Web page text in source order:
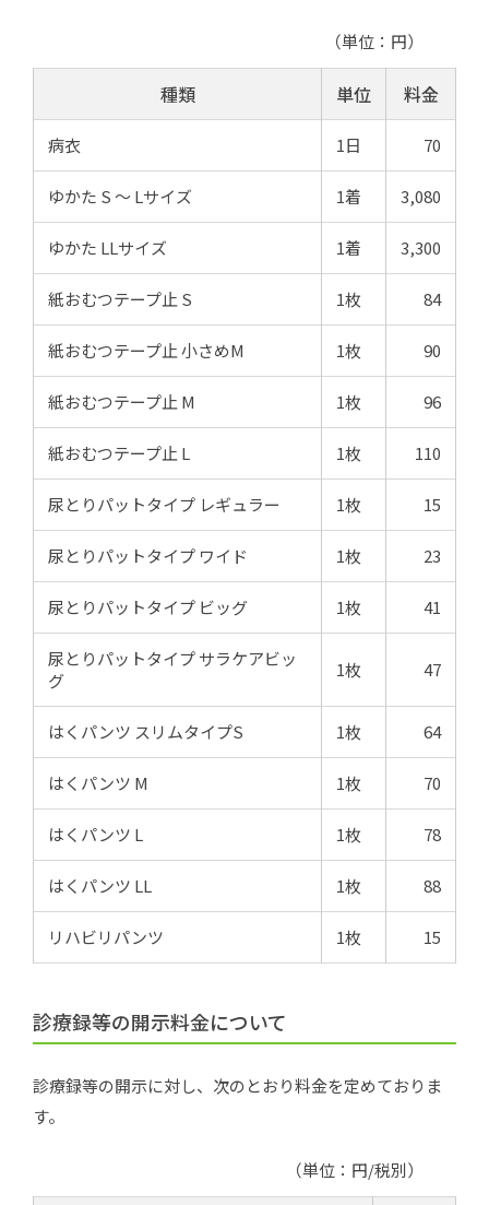
（単位：円）
種類 単位 料金
病衣 1日 70
ゆかた S ～ Lサイズ 1着 3,080
ゆかた LLサイズ 1着 3,300
紙おむつテープ止 S 1枚 84
紙おむつテープ止 小さめM 1枚 90
紙おむつテープ止 M 1枚 96
紙おむつテープ止 L 1枚 110
尿とりパットタイプ レギュラー 1枚 15
尿とりパットタイプ ワイド 1枚 23
尿とりパットタイプ ビッグ 1枚 41
尿とりパットタイプ サラケアビッ
グ
1枚 47
はくパンツ スリムタイプS 1枚 64
はくパンツ M 1枚 70
はくパンツ L 1枚 78
はくパンツ LL 1枚 88
リハビリパンツ 1枚 15
診療録等の開示料金について
診療録等の開示に対し、次のとおり料金を定めておりま
す。
（単位：円/税別）